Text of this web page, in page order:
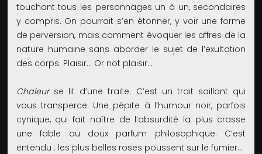
touchant tous les personnages un à un, secondaires
y compris. On pourrait s’en étonner, y voir une forme
de perversion, mais comment évoquer les affres de la
nature humaine sans aborder le sujet de l’exultation
des corps. Plaisir… Or not plaisir…
Chaleurse lit d’une traite. C’est un trait saillant qui
vous transperce. Une pépite à l’humour noir, parfois
cynique, qui fait naître de l’absurdité la plus crasse
une fable au doux parfum philosophique. C’est
entendu : les plus belles roses poussent sur le fumier…